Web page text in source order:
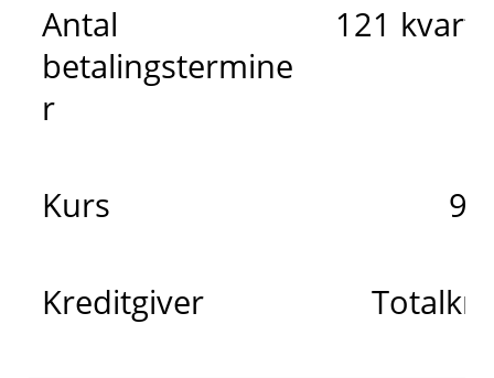
Antal
betalingstermine
r
121
Kurs
Kreditgiver